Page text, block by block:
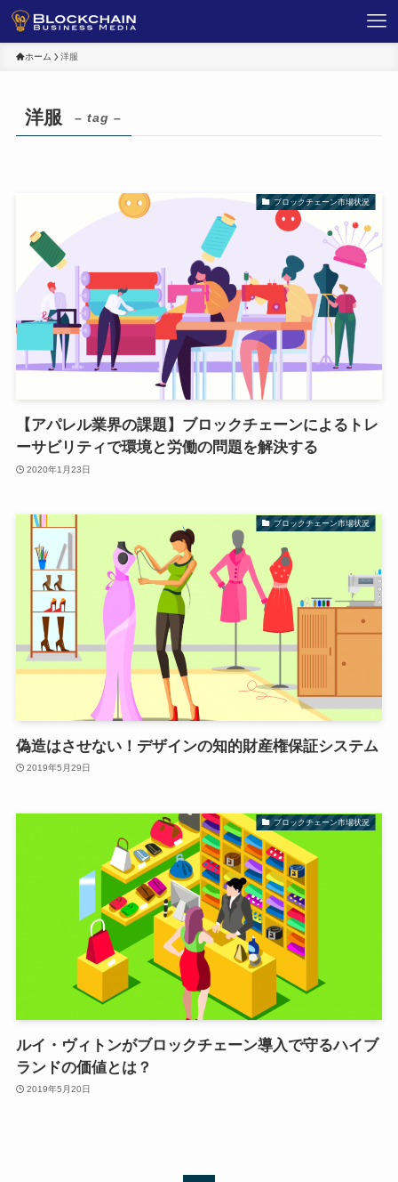
ホーム 洋服
洋服 – tag –
ブロックチェーン市場状況
【アパレル業界の課題】ブロックチェーンによるトレ
ーサビリティで環境と労働の問題を解決する
2020年1月23日
ブロックチェーン市場状況
偽造はさせない！デザインの知的財産権保証システム
2019年5月29日
ブロックチェーン市場状況
ルイ・ヴィトンがブロックチェーン導入で守るハイブ
ランドの価値とは？
2019年5月20日